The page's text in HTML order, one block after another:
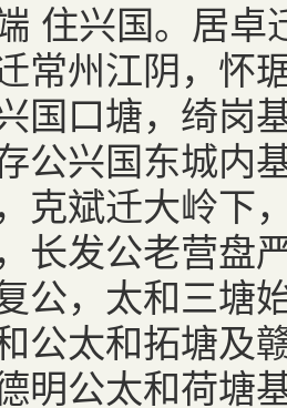
住兴国。居
常州江阴，怀
国口塘，绮岗
公兴国东城内
克斌迁大岭下
长发公老营盘
公，太和三塘
公太和拓塘及
明公太和荷塘